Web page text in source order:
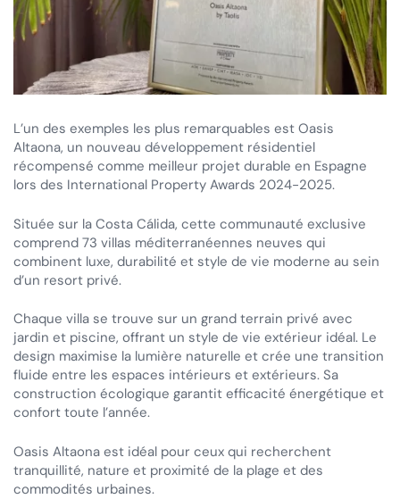
L’un des exemples les plus remarquables est Oasis
Altaona, un nouveau développement résidentiel
récompensé comme meilleur projet durable en Espagne
lors des International Property Awards 2024-2025.
Située sur la Costa Cálida, cette communauté exclusive
comprend 73 villas méditerranéennes neuves qui
combinent luxe, durabilité et style de vie moderne au sein
d’un resort privé.
Chaque villa se trouve sur un grand terrain privé avec
jardin et piscine, offrant un style de vie extérieur idéal. Le
design maximise la lumière naturelle et crée une transition
fluide entre les espaces intérieurs et extérieurs. Sa
construction écologique garantit efficacité énergétique et
confort toute l’année.
Oasis Altaona est idéal pour ceux qui recherchent
tranquillité, nature et proximité de la plage et des
commodités urbaines.